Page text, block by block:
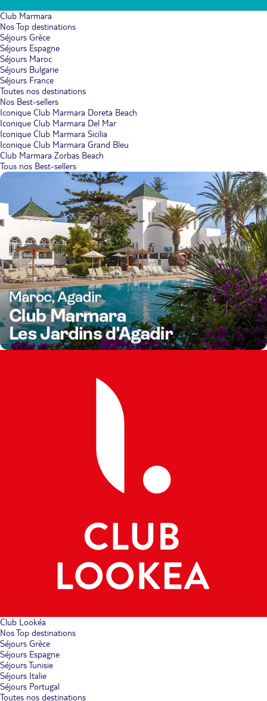
Club Marmara
Nos Top destinations
Séjours Grèce
Séjours Espagne
Séjours Maroc
Séjours Bulgarie
Séjours France
Toutes nos destinations
Nos Best-sellers
Iconique Club Marmara Doreta Beach
Iconique Club Marmara Del Mar
Iconique Club Marmara Sicilia
Iconique Club Marmara Grand Bleu
Club Marmara Zorbas Beach
Tous nos Best-sellers
Club Lookéa
Nos Top destinations
Séjours Grèce
Séjours Espagne
Séjours Tunisie
Séjours Italie
Séjours Portugal
Toutes nos destinations